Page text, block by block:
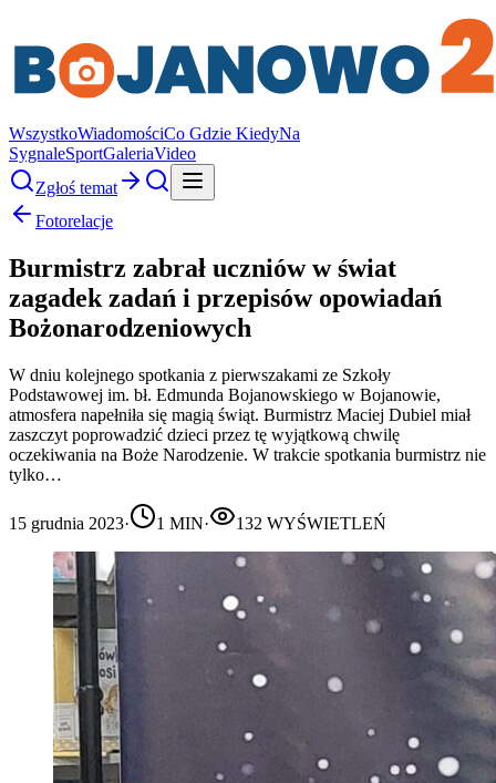
WszystkoWiadomościCo Gdzie KiedyNa
SygnaleSportGaleriaVideo
Zgłoś temat
Fotorelacje
Burmistrz zabrał uczniów w świat
zagadek zadań i przepisów opowiadań
Bożonarodzeniowych
W dniu kolejnego spotkania z pierwszakami ze Szkoły
Podstawowej im. bł. Edmunda Bojanowskiego w Bojanowie,
atmosfera napełniła się magią świąt. Burmistrz Maciej Dubiel miał
zaszczyt poprowadzić dzieci przez tę wyjątkową chwilę
oczekiwania na Boże Narodzenie. W trakcie spotkania burmistrz nie
tylko…
15 grudnia 2023· 1 MIN· 132 WYŚWIETLEŃ